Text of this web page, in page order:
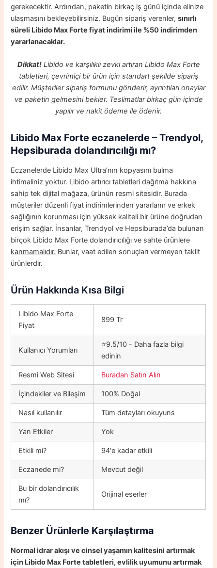
gerekecektir. Ardından, paketin birkaç iş günü içinde elinize
ulaşmasını bekleyebilirsiniz. Bugün sipariş verenler,sınırlı
süreli Libido Max Forte fiyat indirimi ile %50 indirimden
yararlanacaklar.
Dikkat!Libido ve karşılıklı zevki artıran Libido Max Forte
tabletleri, çevrimiçi bir ürün için standart şekilde sipariş
edilir. Müşteriler sipariş formunu gönderir, ayrıntıları onaylar
ve paketin gelmesini bekler. Teslimatlar birkaç gün içinde
yapılır ve nakit ödeme ile ödenir.
Libido Max Forteeczanelerde – Trendyol,
Hepsiburada dolandırıcılığı mı?
Eczanelerde Libido Max Ultra’nın kopyasını bulma
ihtimaliniz yoktur. Libido artırıcı tabletleri dağıtma hakkına
sahip tek dijital mağaza, ürünün resmi sitesidir. Burada
müşteriler düzenli fiyat indirimlerinden yararlanır ve erkek
sağlığının korunması için yüksek kaliteli bir ürüne doğrudan
erişim sağlar. İnsanlar, Trendyol ve Hepsiburada’da bulunan
birçok Libido Max Forte dolandırıcılığı ve sahte ürünlere
kanmamalıdır. Bunlar, vaat edilen sonuçları vermeyen taklit
ürünlerdir.
Ürün Hakkında Kısa Bilgi
Libido Max Forte
Fiyat
899 Tr
Kullanıcı Yorumları
⭐9.5/10 - Daha fazla bilgi
edinin
Resmi Web Sitesi Buradan Satın Alın
İçindekiler ve Bileşim 100% Doğal
Nasıl kullanılır Tüm detayları okuyuns
Yan Etkiler Yok
Etkili mi? 94'e kadar etkili
Eczanede mi? Mevcut değil
Bu bir dolandırıcılık
mı?
Orijinal eserler
Benzer Ürünlerle Karşılaştırma
Normal idrar akışı ve cinsel yaşamın kalitesini artırmak
için Libido Max Forte tabletleri, evlilik uyumunu artırmak